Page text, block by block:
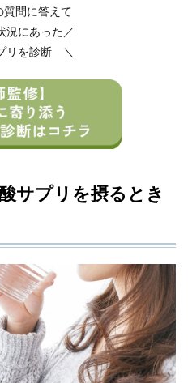
質問に答えて
況にあった／
リを診断 ＼
サプリを摂るとき